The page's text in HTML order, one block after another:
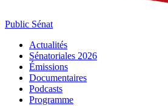
Public Sénat
Actualités
Sénatoriales 2026
Émissions
Documentaires
Podcasts
Programme